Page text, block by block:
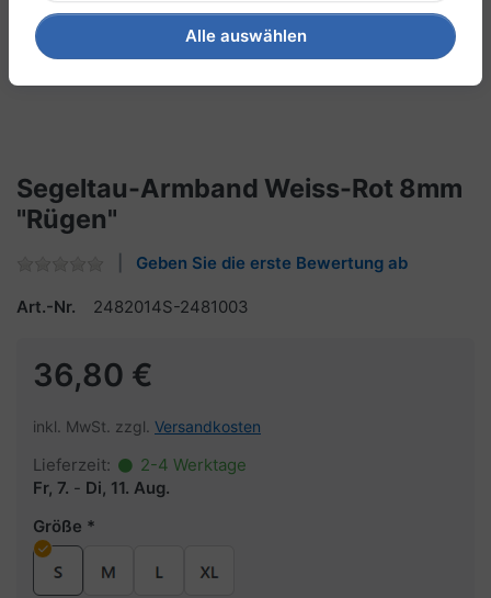
Segeltau-Armband Weiss-Rot 8mm
"Rügen"
Geben Sie die erste Bewertung ab
Art.-Nr. 2482014S-2481003
36,80 €
inkl. MwSt. zzgl. Versandkosten
Lieferzeit:
2-4 Werktage
Fr, 7. - Di, 11. Aug.
Größe
Alle auswählen